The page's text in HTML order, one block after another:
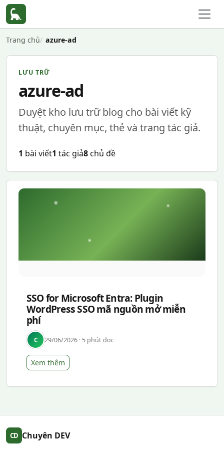
Trang chủ azure-ad
LƯU TRỮ
azure-ad
Duyệt kho lưu trữ blog cho bài viết kỹ
thuật, chuyên mục, thẻ và trang tác giả.
1 bài viết1 tác giả8chủ đề
SSO for Microsoft Entra: Plugin
WordPress SSO mã nguồn mở miễn
phí
C 29/06/2026 · 5 phút đọc
Xem thêm
CD Chuyên DEV